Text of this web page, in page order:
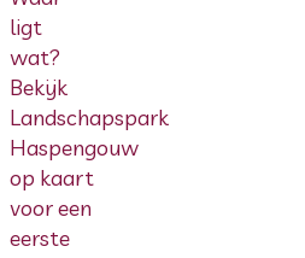
ligt
wat?
Bekijk
Landschapspark
Haspengouw
op kaart
voor een
eerste